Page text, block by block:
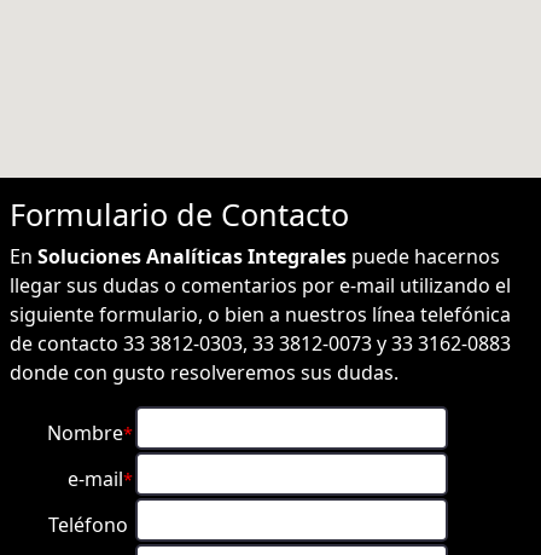
Formulario de Contacto
En Soluciones Analíticas Integrales puede hacernos
llegar sus dudas o comentarios por e-mail utilizando el
siguiente formulario, o bien a nuestros línea telefónica
de contacto 33 3812-0303, 33 3812-0073 y 33 3162-0883
donde con gusto resolveremos sus dudas.
Nombre*
e-mail*
Teléfono